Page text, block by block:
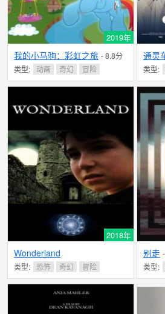
2019年
我的小马驹：彩虹之旅 - 8.8分
类型:
动画 奇幻 冒险
通灵
类型:
2018年
Wonderland
类型: 恐怖 奇幻 冒险
别走
类型: